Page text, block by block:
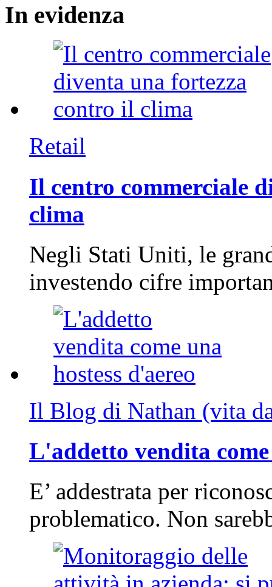
In evidenza
Retail
Il centro commerciale
clima
Negli Stati Uniti, le
investendo cifre
Il Blog di Nathan (vita
L'addetto vendita
E’ addestrata per
problematico. Non